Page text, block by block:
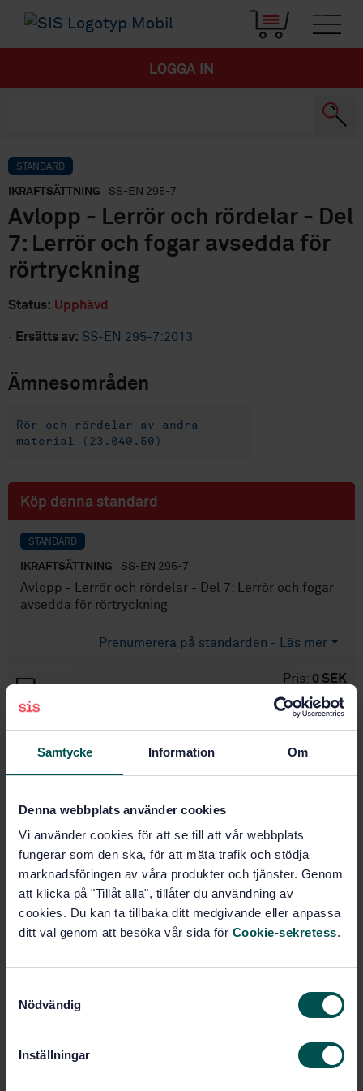
Samtycke Information Om
Denna webbplats använder cookies
Vi använder cookies för att se till att vår webbplats
fungerar som den ska, för att mäta trafik och stödja
marknadsföringen av våra produkter och tjänster. Genom
att klicka på "Tillåt alla", tillåter du användning av
cookies. Du kan ta tillbaka ditt medgivande eller anpassa
ditt val genom att besöka vår sida för Cookie-sekretess.
Nödvändig
Inställningar
LOGGA IN
STANDARD
IKRAFTSÄTTNING · SS-EN 295-7
Avlopp - Lerrör och rördelar - Del
7: Lerrör och fogar avsedda för
rörtryckning
Status: Upphävd
· Ersätts av: SS-EN 295-7:2013
Ämnesområden
Rör och rördelar av andra
material (23.040.50)
Köp denna standard
STANDARD
IKRAFTSÄTTNING · SS-EN 295-7
Avlopp - Lerrör och rördelar - Del 7: Lerrör och fogar
avsedda för rörtryckning
Prenumerera på standarden - Läs mer
Pris: 0 SEK
Lägg i varukorgen
Fler alternativ
Produktinformation
Språk: Engelska
Framtagen av:
Avloppsteknik, SIS/TK 198/AG
03
Internationell titel:Vitrified clay pipes and
fittings and pipe jointsfor drains and
vitrified clay pipes and joints for pipe
Artikelnummer:
Fastställd:1996-01-19